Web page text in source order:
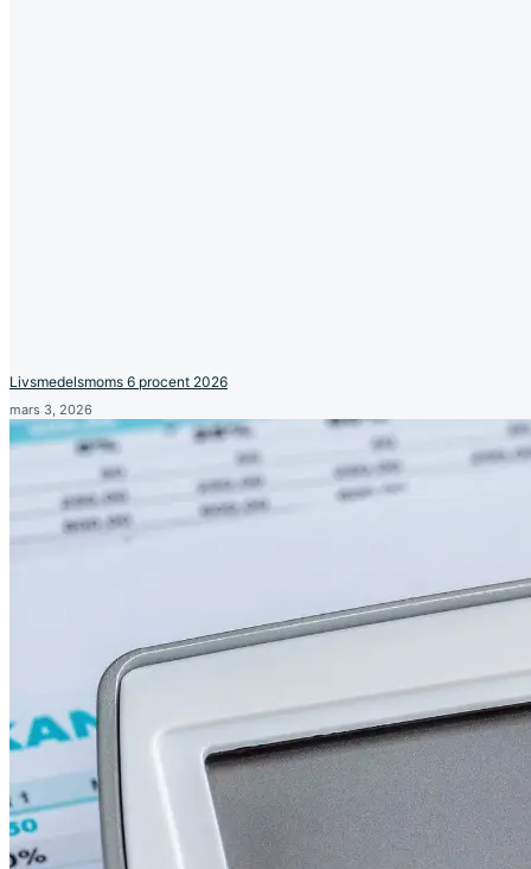
Livsmedelsmoms 6 procent 2026
mars 3, 2026